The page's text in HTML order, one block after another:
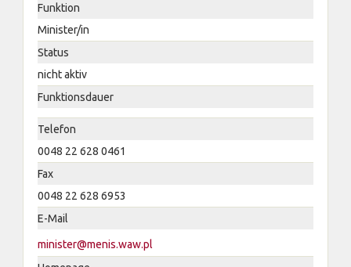
Funktion
Minister/in
Status
nicht aktiv
Funktionsdauer
Telefon
0048 22 628 0461
Fax
0048 22 628 6953
E-Mail
minister@menis.waw.pl